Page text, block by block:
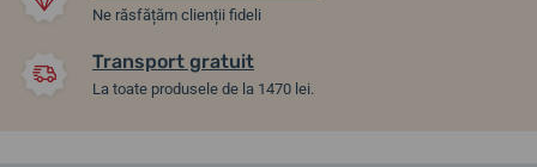
Ne răsfățăm clienții fideli
Transport gratuit
La toate produsele de la 1470 lei.